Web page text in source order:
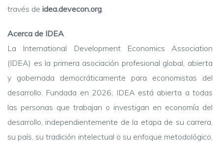
través de idea.devecon.org.
Acerca de IDEA
La International Development Economics Association
(IDEA) es la primera asociación profesional global, abierta
y gobernada democráticamente para economistas del
desarrollo. Fundada en 2026, IDEA está abierta a todas
las personas que trabajan o investigan en economía del
desarrollo, independientemente de la etapa de su carrera,
su país, su tradición intelectual o su enfoque metodológico,